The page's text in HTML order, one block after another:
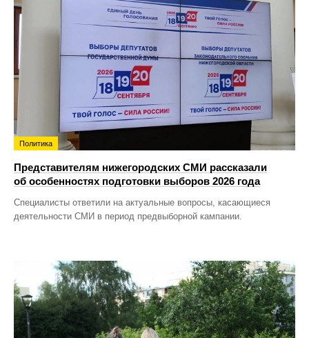
Политика
Представителям нижегородских СМИ рассказали
об особенностях подготовки выборов 2026 года
Специалисты ответили на актуальные вопросы, касающиеся
деятельности СМИ в период предвыборной кампании.